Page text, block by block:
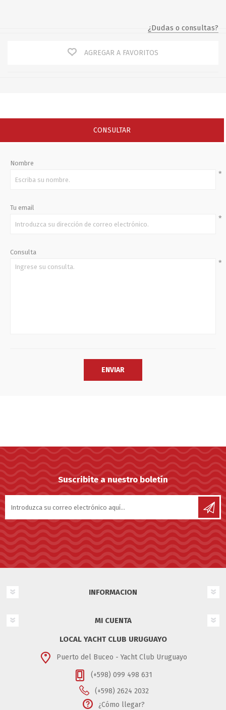
¿Dudas o consultas?
AGREGAR A FAVORITOS
CONSULTAR
Nombre
*
Tu email
*
Consulta
*
Suscribite a nuestro boletín
INFORMACION
MI CUENTA
LOCAL YACHT CLUB URUGUAYO
Puerto del Buceo - Yacht Club Uruguayo
(+598) 099 498 631
(+598) 2624 2032
¿Cómo llegar?